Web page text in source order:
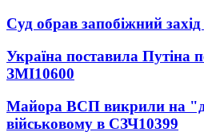
Суд обрав запобіжний
Україна поставила Путіна
ЗМІ10600
Майора ВСП викрили на
військовому в СЗЧ10399